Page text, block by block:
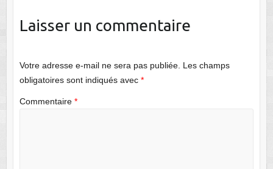
Laisser un commentaire
Votre adresse e-mail ne sera pas publiée. Les champs
obligatoires sont indiqués avec *
Commentaire *